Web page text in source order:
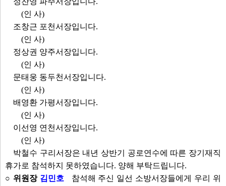
(인 사)
조창근 포천서장입니다.
(인 사)
정상권 양주서장입니다.
(인 사)
문태웅 동두천서장입니다.
(인 사)
배영환 가평서장입니다.
(인 사)
이선영 연천서장입니다.
(인 사)
박철수 구리서장은 내년 상반기 공로연수에 따른 장기재직
휴가로 참석하지 못하였습니다. 양해 부탁드립니다.
○ 위원장 김민호
참석해 주신 일선 소방서장들에게 우리 위